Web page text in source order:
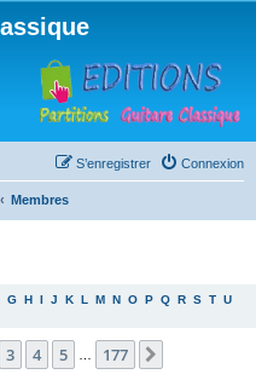
Connexion
S’enregistrer
Membres
G H I J K L M N O P Q R S T U
177
3 4 5 177